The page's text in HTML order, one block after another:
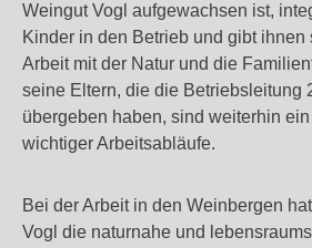
Weingut Vogl aufgewachsen ist,
Kinder in den Betrieb und gibt ihnen
Arbeit mit der Natur und die
seine Eltern, die die Betriebsleitung
übergeben haben, sind weiterhin
wichtiger Arbeitsabläufe.
Bei der Arbeit in den Weinbergen
Vogl die naturnahe und